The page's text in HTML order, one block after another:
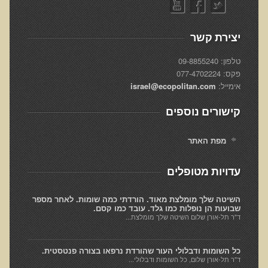
רכישת סדנת טיהור רעלים
תגובות ממשתתפי סדנת טיהור רעלים
סודות העיכול
שאלות ותשובות מסדנת סודות העיכול
רכישת סדנת סודות העיכול
חיים ארוכים ובריאים
רכישת סדנת חיים ארוכים ובריאים
שאלות ותשובות מסדנת חיים ארוכים ובריאים
פליאו-אנתרופולוגיה ותזונת האדם
רכישת סדנת פליאו-אנתרופולוגיה ותזונת האדם
נפש בריאה במוח בריא
שאלות ותשובות מסדנת נפש בריאה במוח בריא
רכישת סדנת נפש בריאה במוח בריא
יצירת קשר
טלפון: 09-8855240
פקס: 077-4702224
אימייל: israel@ecopolitan.com
קישורים נוספים
מפת האתר
עדויות מטופלים
השיטה שלך מומלצת מאוד. הורדתי כמה שומות. לאחר מספר
שבועות הן נופלות כמו גלד. עובד כמו קסם.
ד"ר תל-אורן שלום השיטה שלך מומלצת...
כל השומות ודבלולי העור שהורדת נרפאו בצורה פנטסטית.
ד"ר תל-אורן שלום, כל השומות ודבלולי...